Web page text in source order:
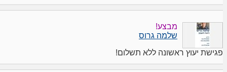
מבצע!
שלמה גרוס
פגישת יעוץ ראשונה ללא תשלום!